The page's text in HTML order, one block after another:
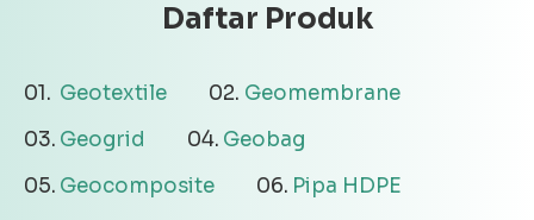
Daftar Produk
Geotextile
Geomembrane
Geogrid
Geobag
Geocomposite
Pipa HDPE